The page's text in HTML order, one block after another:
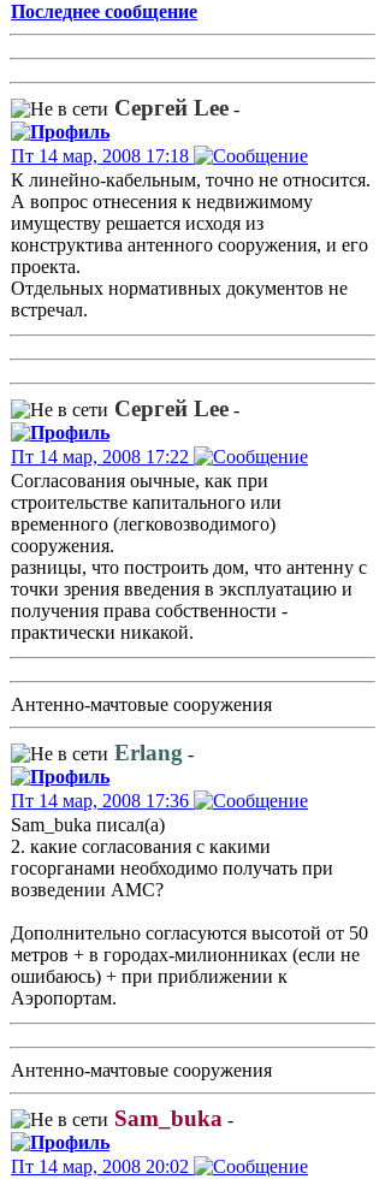
Последнее сообщение
Сергей Lee -
Пт 14 мар, 2008 17:18
К линейно-кабельным, точно не относится.
А вопрос отнесения к недвижимому
имуществу решается исходя из
конструктива антенного сооружения, и его
проекта.
Отдельных нормативных документов не
встречал.
Сергей Lee -
Пт 14 мар, 2008 17:22
Согласования оычные, как при
строительстве капитального или
временного (легковозводимого)
сооружения.
разницы, что построить дом, что антенну с
точки зрения введения в эксплуатацию и
получения права собственности -
практически никакой.
Антенно-мачтовые сооружения
Erlang -
Пт 14 мар, 2008 17:36
Sam_buka писал(а)
2. какие согласования с какими
госорганами необходимо получать при
возведении АМС?
Дополнительно согласуются высотой от 50
метров + в городах-милионниках (если не
ошибаюсь) + при приближении к
Аэропортам.
Антенно-мачтовые сооружения
Sam_buka -
Пт 14 мар, 2008 20:02